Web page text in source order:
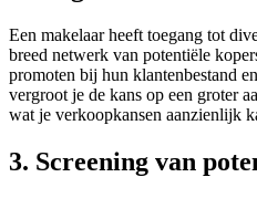
Een makelaar heeft toegang tot
breed netwerk van potentiële
promoten bij hun klantenbestand
vergroot je de kans op een groter
wat je verkoopkansen aanzienlijk
3. Screening van